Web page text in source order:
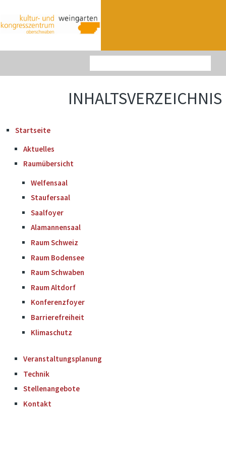
INHALTSVERZEICHNIS
Startseite
Aktuelles
Raumübersicht
Welfensaal
Staufersaal
Saalfoyer
Alamannensaal
Raum Schweiz
Raum Bodensee
Raum Schwaben
Raum Altdorf
Konferenzfoyer
Barrierefreiheit
Klimaschutz
Veranstaltungsplanung
Technik
Stellenangebote
Kontakt